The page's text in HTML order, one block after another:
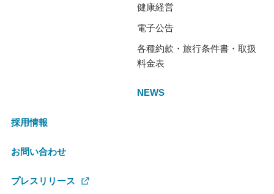
健康経営
電子公告
各種約款・旅行条件書・取扱
料金表
NEWS
採用情報
お問い合わせ
プレスリリース